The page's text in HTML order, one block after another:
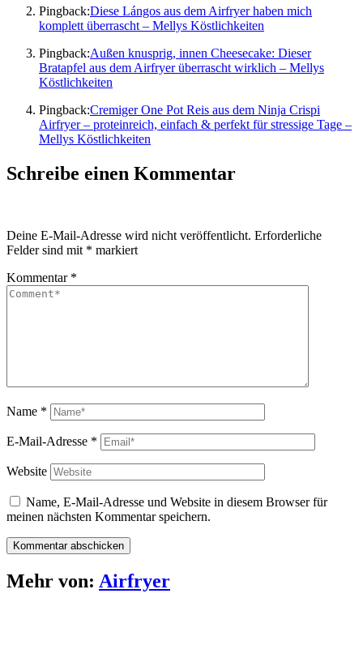
Pingback:Diese Lángos aus dem Airfryer haben mich
komplett überrascht – Mellys Köstlichkeiten
Pingback:Außen knusprig, innen Cheesecake: Dieser
Bratapfel aus dem Airfryer überrascht wirklich – Mellys
Köstlichkeiten
Pingback:Cremiger One Pot Reis aus dem Ninja Crispi
Airfryer – proteinreich, einfach & perfekt für stressige Tage –
Mellys Köstlichkeiten
Schreibe einen Kommentar
Deine E-Mail-Adresse wird nicht veröffentlicht. Erforderliche
Felder sind mit * markiert
Kommentar *
Name *
E-Mail-Adresse *
Website
Name, E-Mail-Adresse und Website in diesem Browser für
meinen nächsten Kommentar speichern.
Mehr von: Airfryer